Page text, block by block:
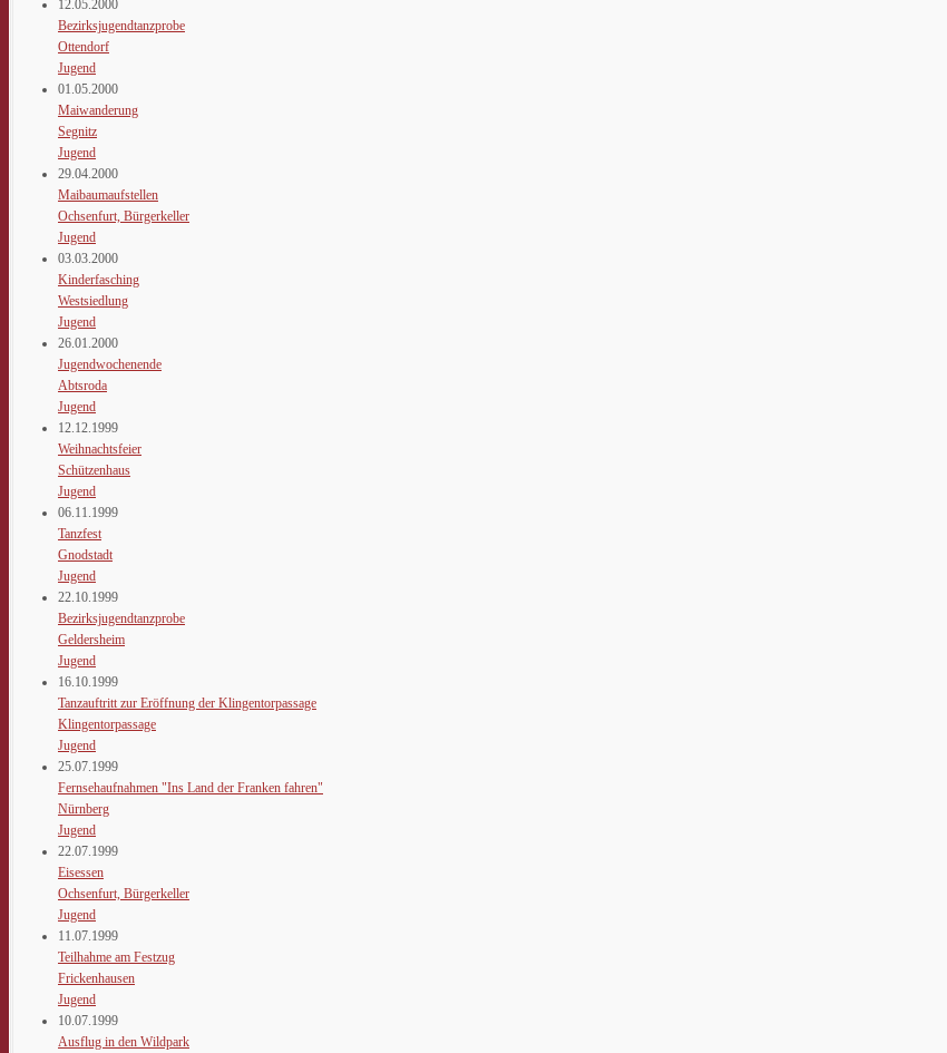
12.05.2000
Bezirksjugendtanzprobe
Ottendorf
Jugend
01.05.2000
Maiwanderung
Segnitz
Jugend
29.04.2000
Maibaumaufstellen
Ochsenfurt, Bürgerkeller
Jugend
03.03.2000
Kinderfasching
Westsiedlung
Jugend
26.01.2000
Jugendwochenende
Abtsroda
Jugend
12.12.1999
Weihnachtsfeier
Schützenhaus
Jugend
06.11.1999
Tanzfest
Gnodstadt
Jugend
22.10.1999
Bezirksjugendtanzprobe
Geldersheim
Jugend
16.10.1999
Tanzauftritt zur Eröffnung der Klingentorpassage
Klingentorpassage
Jugend
25.07.1999
Fernsehaufnahmen "Ins Land der Franken fahren"
Nürnberg
Jugend
22.07.1999
Eisessen
Ochsenfurt, Bürgerkeller
Jugend
11.07.1999
Teilhahme am Festzug
Frickenhausen
Jugend
10.07.1999
Ausflug in den Wildpark